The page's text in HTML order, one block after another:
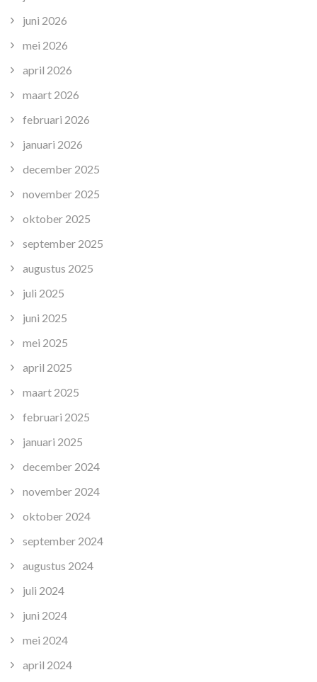
juni 2026
mei 2026
april 2026
maart 2026
februari 2026
januari 2026
december 2025
november 2025
oktober 2025
september 2025
augustus 2025
juli 2025
juni 2025
mei 2025
april 2025
maart 2025
februari 2025
januari 2025
december 2024
november 2024
oktober 2024
september 2024
augustus 2024
juli 2024
juni 2024
mei 2024
april 2024